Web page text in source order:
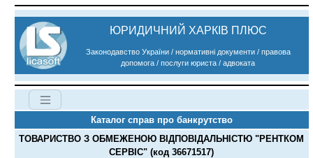
ЮРИДИЧНИЙ ХАРКІВ ПЛЮС
Законодавство України / нормативні документи / правова
допомога / послуги юриста / адвоката
Каталог справ про банкрутство
ТОВАРИСТВО З ОБМЕЖЕНОЮ ВІДПОВІДАЛЬНІСТЮ "РЕНТКОМ
СЕРВІС" (код 36671517)